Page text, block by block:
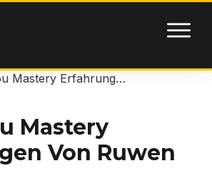
Done4You Mastery Erfahrungen von Ruwen Schäfer
Mastery
Von Ruwen